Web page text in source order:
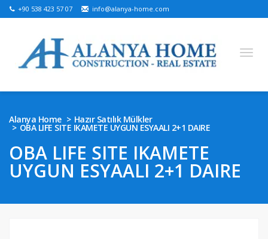
+90 538 423 57 07 info@alanya-home.com
Persian Bosnian French Kazakh
Ukrainian
SATILIK PROJELER
HAZIR SATILIK MÜLKLER
Alanya Home Hazır Satılık Mülkler
OBA LIFE SITE IKAMETE UYGUN ESYAALI 2+1 DAIRE
OBA LIFE SITE IKAMETE
UYGUN ESYAALI 2+1 DAIRE